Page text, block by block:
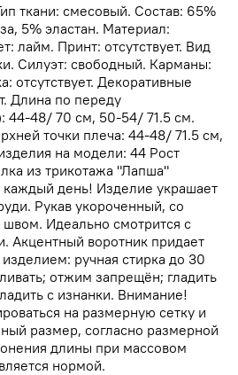
ткани: смесовый. Состав: 65%
5% эластан. Материал:
лайм. Принт: отсутствует. Вид
Силуэт: свободный. Карманы:
отсутствует. Декоративные
Длина по переду
44-48/ 70 см, 50-54/ 71.5 см.
точки плеча: 44-48/ 71.5 см,
на модели: 44 Рост
из трикотажа "Лапша"
каждый день! Изделие украшает
Рукав укороченный, со
Идеально смотрится с
Акцентный воротник придает
ручная стирка до 30
отжим запрещён; гладить
с изнанки. Внимание!
на размерную сетку и
размер, согласно размерной
длины при массовом
нормой.